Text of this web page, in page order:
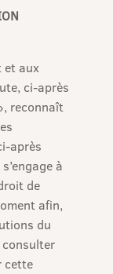
et aux
ci-après
reconnaît
après
à
de
afin,
du
consulter
cette